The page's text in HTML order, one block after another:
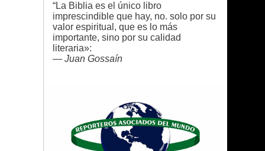
“La Biblia es el único libro
imprescindible que hay, no. solo por su
valor espiritual, que es lo más
importante, sino por su calidad
literaria»:
— Juan Gossaín